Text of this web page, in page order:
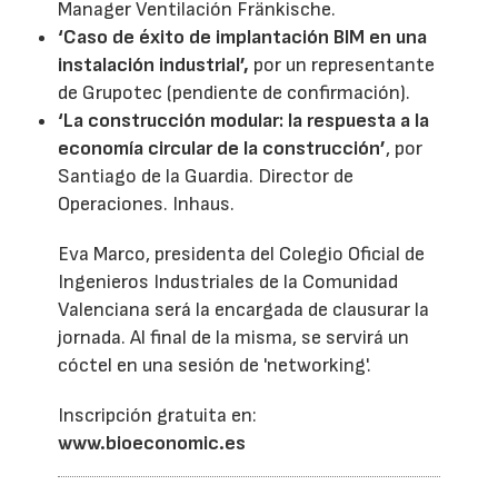
Manager Ventilación Fränkische.
‘Caso de éxito de implantación BIM en una
instalación industrial’, por un representante
de Grupotec (pendiente de confirmación).
‘La construcción modular: la respuesta a la
economía circular de la construcción’, por
Santiago de la Guardia. Director de
Operaciones. Inhaus.
Eva Marco, presidenta del Colegio Oficial de
Ingenieros Industriales de la Comunidad
Valenciana será la encargada de clausurar la
jornada. Al final de la misma, se servirá un
cóctel en una sesión de 'networking'.
Inscripción gratuita en:
www.bioeconomic.es